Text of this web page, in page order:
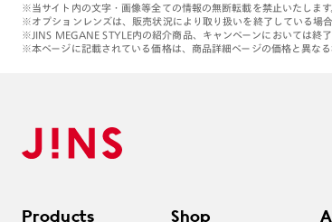
※当サイト内の文字・画像等全ての情報の無断転載を禁止いたします
※オプションレンズは、販売状況により取り扱いを終了している場合
※JINS MEGANE STYLE内の紹介商品、キャンペーンにおいては終了
※本ページに記載されている価格は、商品詳細ページの価格と異な
Products Shop